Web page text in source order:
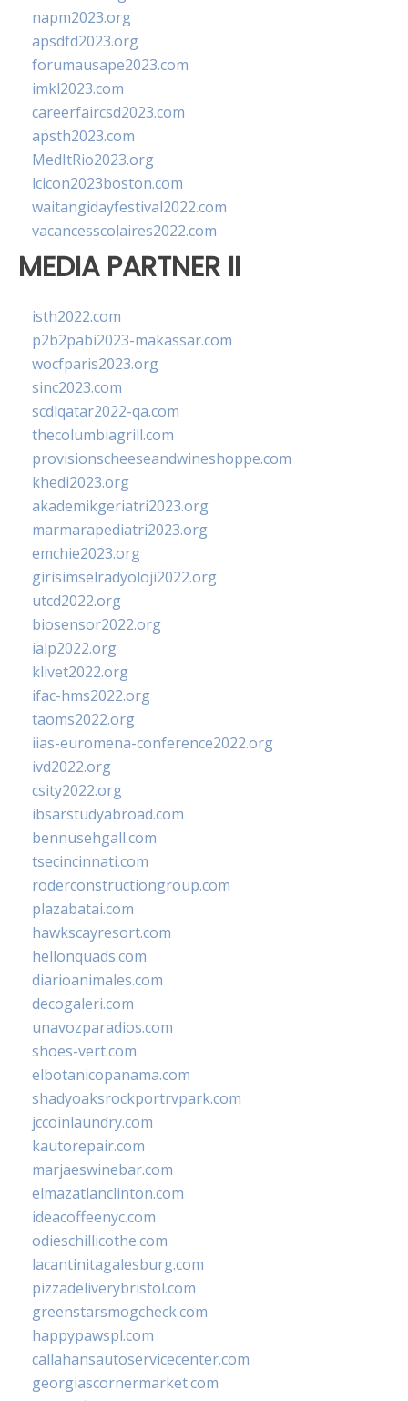
napm2023.org
apsdfd2023.org
forumausape2023.com
imkl2023.com
careerfaircsd2023.com
apsth2023.com
MedItRio2023.org
lcicon2023boston.com
waitangidayfestival2022.com
vacancesscolaires2022.com
MEDIA PARTNER II
isth2022.com
p2b2pabi2023-makassar.com
wocfparis2023.org
sinc2023.com
scdlqatar2022-qa.com
thecolumbiagrill.com
provisionscheeseandwineshoppe.com
khedi2023.org
akademikgeriatri2023.org
marmarapediatri2023.org
emchie2023.org
girisimselradyoloji2022.org
utcd2022.org
biosensor2022.org
ialp2022.org
klivet2022.org
ifac-hms2022.org
taoms2022.org
iias-euromena-conference2022.org
ivd2022.org
csity2022.org
ibsarstudyabroad.com
bennusehgall.com
tsecincinnati.com
roderconstructiongroup.com
plazabatai.com
hawkscayresort.com
hellonquads.com
diarioanimales.com
decogaleri.com
unavozparadios.com
shoes-vert.com
elbotanicopanama.com
shadyoaksrockportrvpark.com
jccoinlaundry.com
kautorepair.com
marjaeswinebar.com
elmazatlanclinton.com
ideacoffeenyc.com
odieschillicothe.com
lacantinitagalesburg.com
pizzadeliverybristol.com
greenstarsmogcheck.com
happypawspl.com
callahansautoservicecenter.com
georgiascornermarket.com